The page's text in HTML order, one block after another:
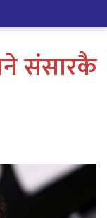
संसारकै